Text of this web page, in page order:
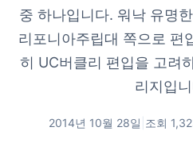
중 하나입니다. 워낙 유명
리포니아주립대 쪽으로 편
히 UC버클리 편입을 고려
리지입
2014년 10월 28일 조회